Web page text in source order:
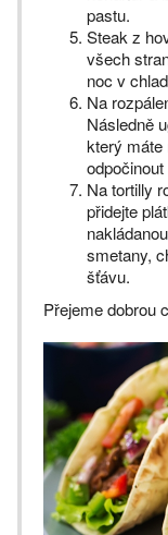
pastu.
Steak z
všech
noc v
Na
Následně
který máte
Na tortilly
přidejte
smetany,
šťávu.
Přejeme dobrou